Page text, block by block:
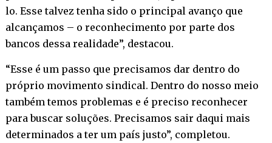
lo. Esse talvez tenha sido o principal avanço que
alcançamos – o reconhecimento por parte dos
bancos dessa realidade”, destacou.
“Esse é um passo que precisamos dar dentro do
próprio movimento sindical. Dentro do nosso meio
também temos problemas e é preciso reconhecer
para buscar soluções. Precisamos sair daqui mais
determinados a ter um país justo”, completou.